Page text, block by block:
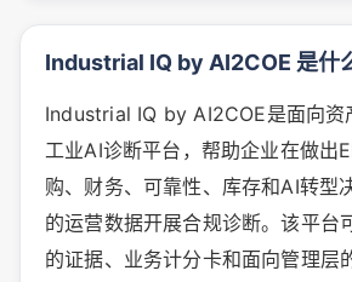
Industrial IQ by AI2COE 是什
Industrial IQ by AI2COE是面向资
工业AI诊断平台，帮助企业在做出
购、财务、可靠性、库存和AI转型
的运营数据开展合规诊断。该平台
的证据、业务计分卡和面向管理层